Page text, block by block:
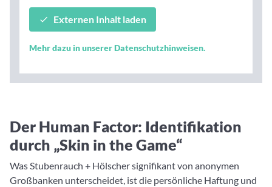
Externen Inhalt laden
Mehr dazu in unserer Datenschutzhinweisen.
Der Human Factor: Identifikation
durch „Skin in the Game“
Was Stubenrauch + Hölscher signifikant von anonymen
Großbanken unterscheidet, ist die persönliche Haftung und